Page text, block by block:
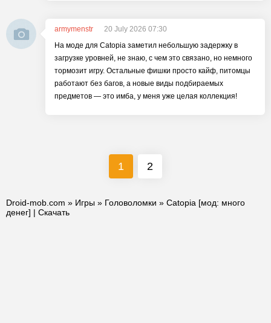
armymenstr
20 July 2026 07:30
На моде для Catopia заметил небольшую задержку в
загрузке уровней, не знаю, с чем это связано, но немного
тормозит игру. Остальные фишки просто кайф, питомцы
работают без багов, а новые виды подбираемых
предметов — это имба, у меня уже целая коллекция!
1 2
Droid-mob.com » Игры » Головоломки » Catopia [мод: много
денег] | Скачать